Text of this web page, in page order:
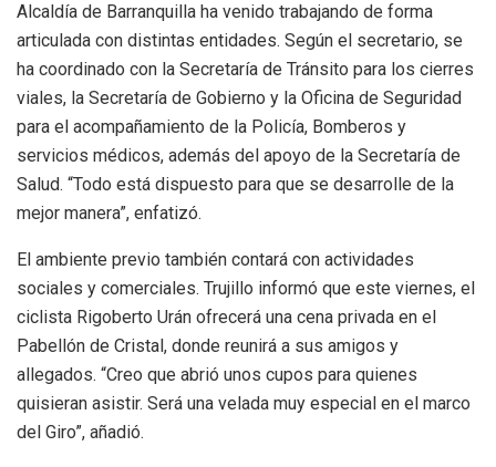
Alcaldía de Barranquilla ha venido trabajando de forma
articulada con distintas entidades. Según el secretario, se
ha coordinado con la Secretaría de Tránsito para los cierres
viales, la Secretaría de Gobierno y la Oficina de Seguridad
para el acompañamiento de la Policía, Bomberos y
servicios médicos, además del apoyo de la Secretaría de
Salud. “Todo está dispuesto para que se desarrolle de la
mejor manera”, enfatizó.
El ambiente previo también contará con actividades
sociales y comerciales. Trujillo informó que este viernes, el
ciclista Rigoberto Urán ofrecerá una cena privada en el
Pabellón de Cristal, donde reunirá a sus amigos y
allegados. “Creo que abrió unos cupos para quienes
quisieran asistir. Será una velada muy especial en el marco
del Giro”, añadió.